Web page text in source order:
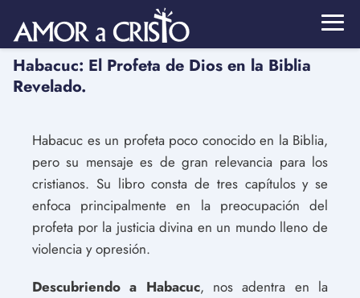
Habacuc: El Profeta de Dios en la Biblia
Revelado.
Habacuc es un profeta poco conocido en la Biblia,
pero su mensaje es de gran relevancia para los
cristianos. Su libro consta de tres capítulos y se
enfoca principalmente en la preocupación del
profeta por la justicia divina en un mundo lleno de
violencia y opresión.
Descubriendo a Habacuc, nos adentra en la